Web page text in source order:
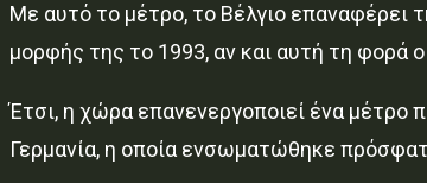
Με αυτό το μέτρο, το Βέλγιο επαναφέρει
μορφής της το 1993, αν και αυτή τη φορά
Έτσι, η χώρα επανενεργοποιεί ένα
Γερμανία, η οποία ενσωματώθηκε